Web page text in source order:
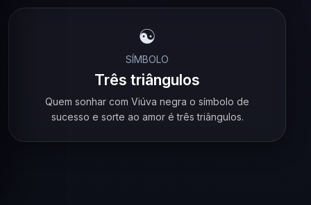
☯️
SÍMBOLO
Três triângulos
Quem sonhar com Viúva negra o símbolo de
sucesso e sorte ao amor é três triângulos.